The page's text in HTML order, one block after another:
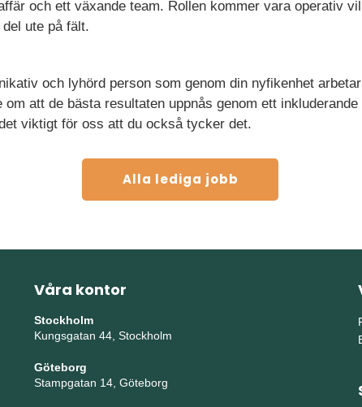
och ett växande team. Rollen kommer vara operativ
ute på fält.
och lyhörd person som genom din nyfikenhet
om att de bästa resultaten uppnås genom ett
viktigt för oss att du också tycker det.
Alla lediga jobb
Våra kontor
Stockholm
Kungsgatan 44, Stockholm
Göteborg
Stampgatan 14, Göteborg